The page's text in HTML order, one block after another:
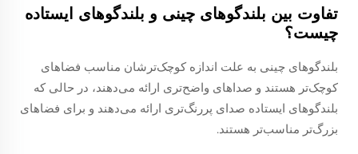
تفاوت بین بلندگوهای چینی و بلندگوهای ایستاده
چیست؟
بلندگوهای چینی به علت اندازه کوچک‌ترشان مناسب فضاهای
کوچک‌تر هستند و صداهای واضح‌تری ارائه می‌دهند، در حالی که
بلندگوهای ایستاده صدای پررنگ‌تری ارائه می‌دهند و برای فضاهای
بزرگ‌تر مناسب‌تر هستند.